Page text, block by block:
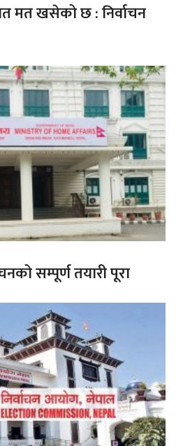
मत खसेको छ : निर्वाचन
सम्पूर्ण तयारी पूरा